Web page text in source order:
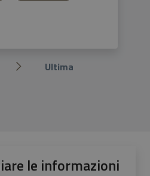
Pagina successiva
Ultima
le informazioni